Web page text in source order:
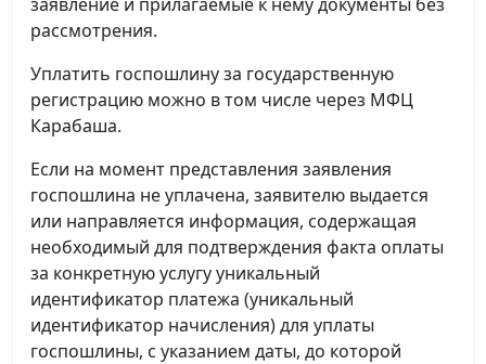
рассмотрения.
Уплатить госпошлину за государственную
регистрацию можно в том числе через МФЦ
Карабаша.
Если на момент представления заявления
госпошлина не уплачена, заявителю выдается
или направляется информация, содержащая
необходимый для подтверждения факта оплаты
за конкретную услугу уникальный
идентификатор платежа (уникальный
идентификатор начисления) для уплаты
госпошлины, с указанием даты, до которой